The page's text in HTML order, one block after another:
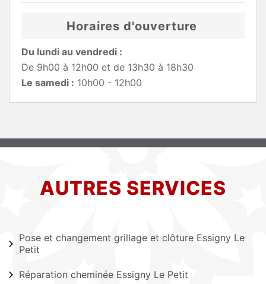
Horaires d'ouverture
Du lundi au vendredi :
De 9h00 à 12h00 et de 13h30 à 18h30
Le samedi : 10h00 - 12h00
AUTRES SERVICES
Pose et changement grillage et clôture Essigny Le
Petit
Réparation cheminée Essigny Le Petit